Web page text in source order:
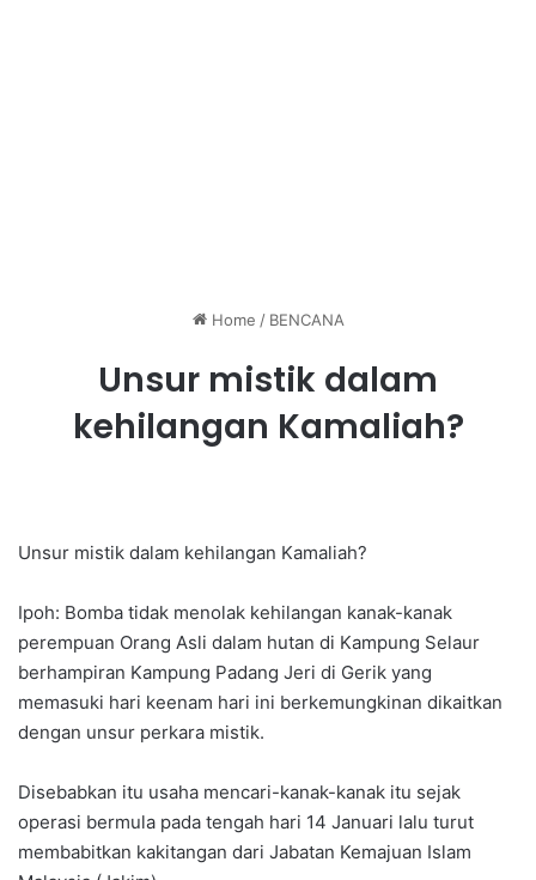
Home / BENCANA
Unsur mistik dalam
kehilangan Kamaliah?
Unsur mistik dalam kehilangan Kamaliah?
Ipoh: Bomba tidak menolak kehilangan kanak-kanak
perempuan Orang Asli dalam hutan di Kampung Selaur
berhampiran Kampung Padang Jeri di Gerik yang
memasuki hari keenam hari ini berkemungkinan dikaitkan
dengan unsur perkara mistik.
Disebabkan itu usaha mencari-kanak-kanak itu sejak
operasi bermula pada tengah hari 14 Januari lalu turut
membabitkan kakitangan dari Jabatan Kemajuan Islam